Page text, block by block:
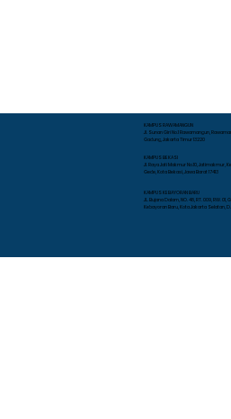
KAMPUS RAWAMANGUN
Jl. Sunan Giri No.1 Rawamangun,
Gadung, Jakarta Timur 13220
KAMPUS BEKASI
Jl. Raya Jati Makmur No.10, Jatimakmur,
Gede, Kota Bekasi, Jawa Barat 17413
KAMPUS KEBAYORAN BARU
JL. Bujana Dalam, NO. 48, RT. 009, RW. 01,
Kebayoran Baru, Kota Jakarta Selatan,